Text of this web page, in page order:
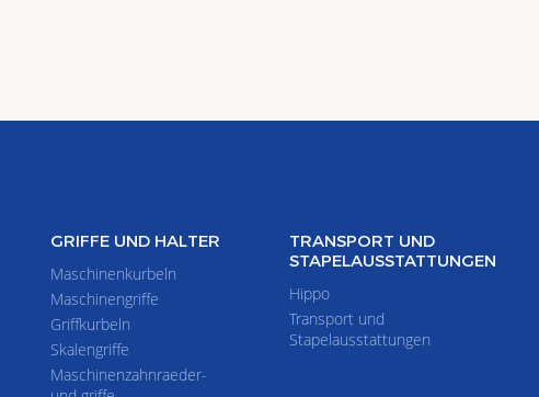
GRIFFE UND HALTER
Maschinenkurbeln
Maschinengriffe
Griffkurbeln
Skalengriffe
Maschinenzahnraeder-
TRANSPORT UND
STAPELAUSSTATTUNGEN
Hippo
Transport und
Stapelausstattungen